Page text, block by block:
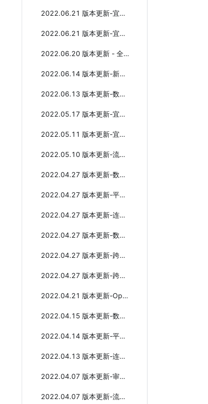
2022.06.21 版本更新-宜搭产品6月更新概览
2022.06.21 版本更新-宜搭应用具备酷应用能力 重磅来袭
2022.06.20 版本更新 - 全新宜搭数据工厂
2022.06.14 版本更新-新增钉钉OA审批连接器
2022.06.13 版本更新-数据节点支持跨应用
2022.05.17 版本更新-宜搭产品5月更新概览
2022.05.11 版本更新-宜搭AI组件
2022.05.10 版本更新-流程专题更新
2022.04.27 版本更新-数据权限计算逻辑支持“属于”“或”
2022.04.27 版本更新-平台管理权限升级
2022.04.27 版本更新-连接器工厂全新升级
2022.04.27 版本更新-数据管理页能力增强
2022.04.27 版本更新-跨应用读写表单数据
2022.04.27 版本更新-跨应用表单数据查询 全新发布
2022.04.21 版本更新-OpenAPI 全新升级
2022.04.15 版本更新-数据报表能力增强
2022.04.14 版本更新-平台体验优化
2022.04.13 版本更新-连接器配置面板优化
2022.04.07 版本更新-审批支持跳转下一条
2022.04.07 版本更新-流程版本管理功能